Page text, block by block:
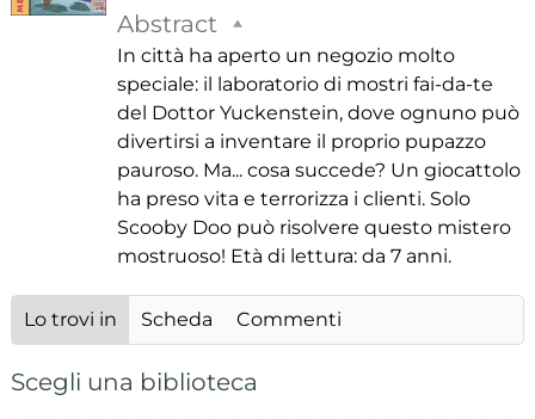
documento
Abstract
In città ha aperto un negozio molto
speciale: il laboratorio di mostri fai-da-te
del Dottor Yuckenstein, dove ognuno può
divertirsi a inventare il proprio pupazzo
pauroso. Ma... cosa succede? Un giocattolo
ha preso vita e terrorizza i clienti. Solo
Scooby Doo può risolvere questo mistero
mostruoso! Età di lettura: da 7 anni.
Lo trovi in Scheda Commenti
Scegli una biblioteca